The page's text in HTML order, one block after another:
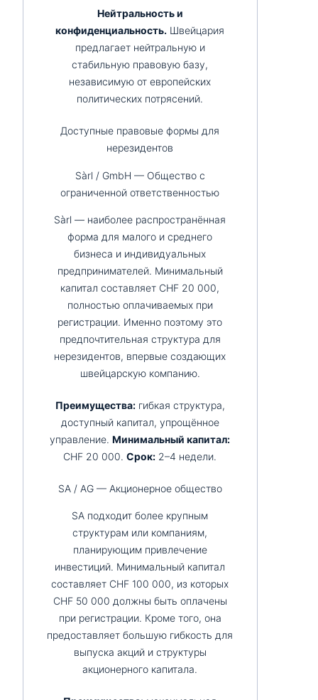
Нейтральность и
конфиденциальность. Швейцария
предлагает нейтральную и
стабильную правовую базу,
независимую от европейских
политических потрясений.
Доступные правовые формы для
нерезидентов
Sàrl / GmbH — Общество с
ограниченной ответственностью
Sàrl — наиболее распространённая
форма для малого и среднего
бизнеса и индивидуальных
предпринимателей. Минимальный
капитал составляет CHF 20 000,
полностью оплачиваемых при
регистрации. Именно поэтому это
предпочтительная структура для
нерезидентов, впервые создающих
швейцарскую компанию.
Преимущества:гибкая структура,
доступный капитал, упрощённое
управление.Минимальный капитал:
CHF 20 000.Срок: 2–4 недели.
SA / AG — Акционерное общество
SA подходит более крупным
структурам или компаниям,
планирующим привлечение
инвестиций. Минимальный капитал
составляет CHF 100 000, из которых
CHF 50 000 должны быть оплачены
при регистрации. Кроме того, она
предоставляет большую гибкость для
выпуска акций и структуры
акционерного капитала.